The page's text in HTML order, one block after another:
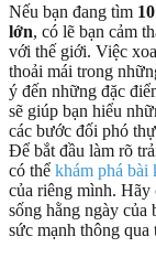
Nếu bạn đang tìm
lớn, có lẽ bạn cảm
với thế giới. Việc
thoải mái trong
ý đến những đặc
sẽ giúp bạn hiểu
các bước đối phó
Để bắt đầu làm rõ
có thể khám phá bài
của riêng mình. Hãy
sống hằng ngày của
sức mạnh thông qua